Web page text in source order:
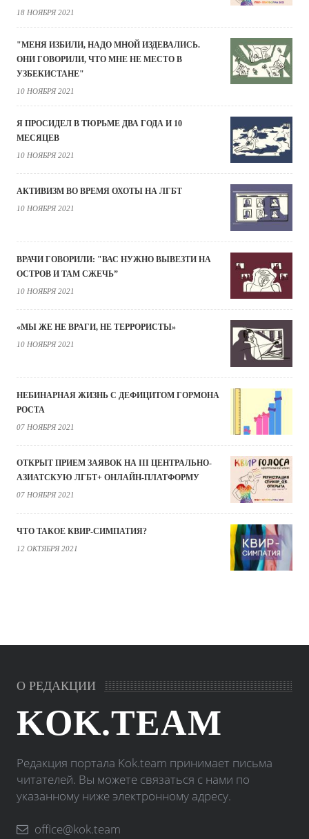
18 НОЯБРЯ 2021
"МЕНЯ ИЗБИЛИ, НАДО МНОЙ ИЗДЕВАЛИСЬ.
ОНИ ГОВОРИЛИ, ЧТО МНЕ НЕ МЕСТО В
УЗБЕКИСТАНЕ"
10 НОЯБРЯ 2021
Я ПРОСИДЕЛ В ТЮРЬМЕ ДВА ГОДА И 10
МЕСЯЦЕВ
10 НОЯБРЯ 2021
АКТИВИЗМ ВО ВРЕМЯ ОХОТЫ НА ЛГБТ
10 НОЯБРЯ 2021
ВРАЧИ ГОВОРИЛИ: "ВАС НУЖНО ВЫВЕЗТИ НА
ОСТРОВ И ТАМ СЖЕЧЬ”
10 НОЯБРЯ 2021
«МЫ ЖЕ НЕ ВРАГИ, НЕ ТЕРРОРИСТЫ»
10 НОЯБРЯ 2021
НЕБИНАРНАЯ ЖИЗНЬ С ДЕФИЦИТОМ ГОРМОНА
РОСТА
07 НОЯБРЯ 2021
ОТКРЫТ ПРИЕМ ЗАЯВОК НА III ЦЕНТРАЛЬНО-
АЗИАТСКУЮ ЛГБТ+ ОНЛАЙН-ПЛАТФОРМУ
07 НОЯБРЯ 2021
ЧТО ТАКОЕ КВИР-СИМПАТИЯ?
12 ОКТЯБРЯ 2021
О РЕДАКЦИИ
KOK.TEAM
Редакция портала Kok.team принимает письма
читателей. Вы можете связаться с нами по
указанному ниже электронному адресу.
office@kok.team